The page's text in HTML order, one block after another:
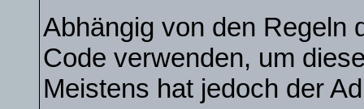
Abhängig von den Regeln
Code verwenden, um
Meistens hat jedoch der